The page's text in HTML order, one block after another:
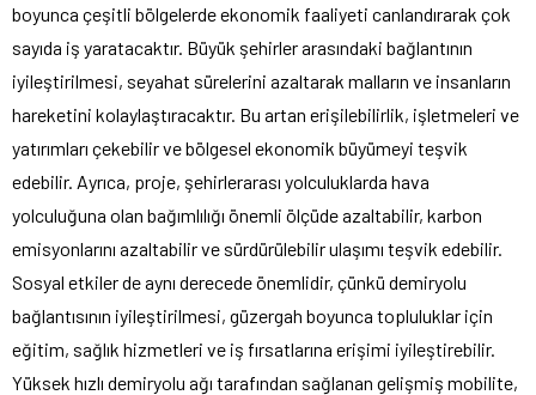
boyunca çeşitli bölgelerde ekonomik faaliyeti canlandırarak çok
sayıda iş yaratacaktır. Büyük şehirler arasındaki bağlantının
iyileştirilmesi, seyahat sürelerini azaltarak malların ve insanların
hareketini kolaylaştıracaktır. Bu artan erişilebilirlik, işletmeleri ve
yatırımları çekebilir ve bölgesel ekonomik büyümeyi teşvik
edebilir. Ayrıca, proje, şehirlerarası yolculuklarda hava
yolculuğuna olan bağımlılığı önemli ölçüde azaltabilir, karbon
emisyonlarını azaltabilir ve sürdürülebilir ulaşımı teşvik edebilir.
Sosyal etkiler de aynı derecede önemlidir, çünkü demiryolu
bağlantısının iyileştirilmesi, güzergah boyunca topluluklar için
eğitim, sağlık hizmetleri ve iş fırsatlarına erişimi iyileştirebilir.
Yüksek hızlı demiryolu ağı tarafından sağlanan gelişmiş mobilite,